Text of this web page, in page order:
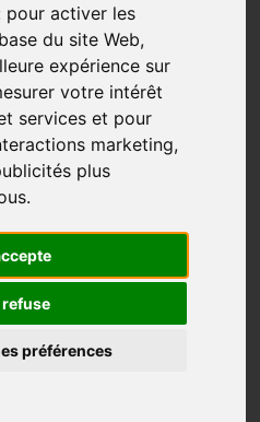
pour activer les
du site Web,
expérience sur
votre intérêt
services et pour
marketing,
plus
.
refuse
préférences